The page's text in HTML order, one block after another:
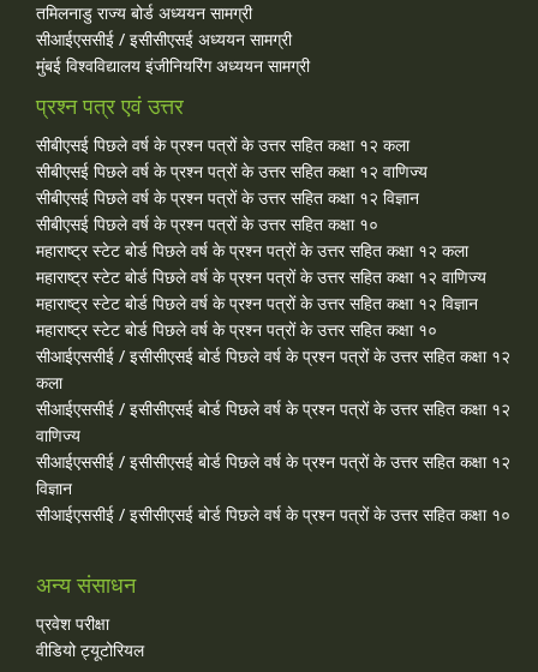
तमिलनाडु राज्य बोर्ड अध्ययन सामग्री
सीआईएससीई / इसीसीएसई अध्ययन सामग्री
मुंबई विश्वविद्यालय इंजीनियरिंग अध्ययन सामग्री
प्रश्न पत्र एवं उत्तर
सीबीएसई पिछले वर्ष के प्रश्न पत्रों के उत्तर सहित कक्षा १२ कला
सीबीएसई पिछले वर्ष के प्रश्न पत्रों के उत्तर सहित कक्षा १२ वाणिज्य
सीबीएसई पिछले वर्ष के प्रश्न पत्रों के उत्तर सहित कक्षा १२ विज्ञान
सीबीएसई पिछले वर्ष के प्रश्न पत्रों के उत्तर सहित कक्षा १०
महाराष्ट्र स्टेट बोर्ड पिछले वर्ष के प्रश्न पत्रों के उत्तर सहित कक्षा १२ कला
महाराष्ट्र स्टेट बोर्ड पिछले वर्ष के प्रश्न पत्रों के उत्तर सहित कक्षा १२ वाणिज्य
महाराष्ट्र स्टेट बोर्ड पिछले वर्ष के प्रश्न पत्रों के उत्तर सहित कक्षा १२ विज्ञान
महाराष्ट्र स्टेट बोर्ड पिछले वर्ष के प्रश्न पत्रों के उत्तर सहित कक्षा १०
सीआईएससीई / इसीसीएसई बोर्ड पिछले वर्ष के प्रश्न पत्रों के उत्तर सहित कक्षा १२
कला
सीआईएससीई / इसीसीएसई बोर्ड पिछले वर्ष के प्रश्न पत्रों के उत्तर सहित कक्षा १२
वाणिज्य
सीआईएससीई / इसीसीएसई बोर्ड पिछले वर्ष के प्रश्न पत्रों के उत्तर सहित कक्षा १२
विज्ञान
सीआईएससीई / इसीसीएसई बोर्ड पिछले वर्ष के प्रश्न पत्रों के उत्तर सहित कक्षा १०
अन्य संसाधन
प्रवेश परीक्षा
वीडियो ट्यूटोरियल